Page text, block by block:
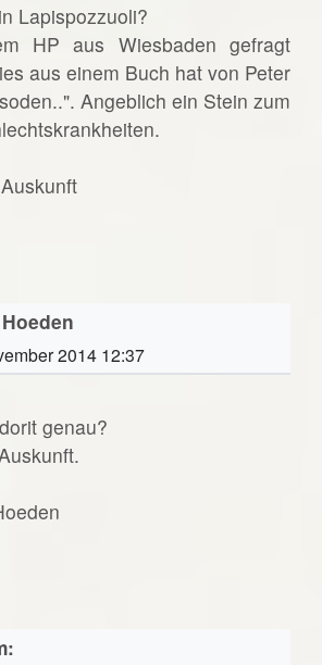
Lapispozzuoli?
HP aus Wiesbaden gefragt
aus einem Buch hat von Peter
Angeblich ein Stein zum
2014 12:37
genau?